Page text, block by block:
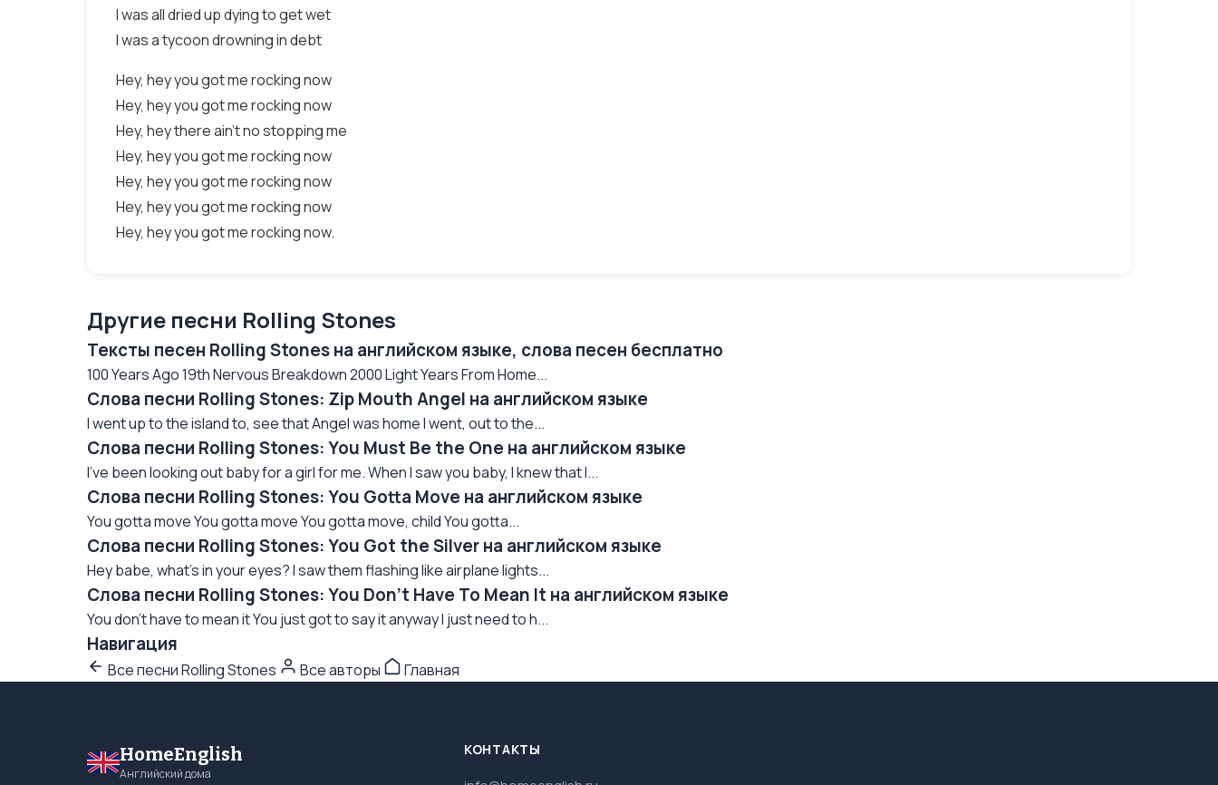
I was all dried up dying to get wet
I was a tycoon drowning in debt
Hey, hey you got me rocking now
Hey, hey you got me rocking now
Hey, hey there ain't no stopping me
Hey, hey you got me rocking now
Hey, hey you got me rocking now
Hey, hey you got me rocking now
Hey, hey you got me rocking now.
Другие песни Rolling Stones
Тексты песен Rolling Stones на английском языке, слова песен бесплатно
100 Years Ago 19th Nervous Breakdown 2000 Light Years From Home...
Слова песни Rolling Stones: Zip Mouth Angel на английском языке
I went up to the island to, see that Angel was home I went, out to the...
Слова песни Rolling Stones: You Must Be the One на английском языке
I've been looking out baby for a girl for me. When I saw you baby, I knew that I...
Слова песни Rolling Stones: You Gotta Move на английском языке
You gotta move You gotta move You gotta move, child You gotta...
Слова песни Rolling Stones: You Got the Silver на английском языке
Hey babe, what's in your eyes? I saw them flashing like airplane lights...
Слова песни Rolling Stones: You Don't Have To Mean It на английском языке
You don't have to mean it You just got to say it anyway I just need to h...
Навигация
Все песни Rolling Stones Все авторы Главная
HomeEnglish
Английский дома
КОНТАКТЫ